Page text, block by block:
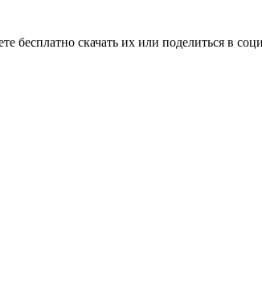
скачать их или поделиться в